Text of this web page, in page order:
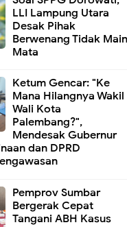
LLI Lampung Utara
Desak Pihak
Berwenang Tidak Main
Mata
Ketum Gencar: "Ke
Mana Hilangnya Wakil
Wali Kota
Palembang?",
Mendesak Gubernur
dan DPRD
Pemprov Sumbar
Bergerak Cepat
Tangani ABH Kasus